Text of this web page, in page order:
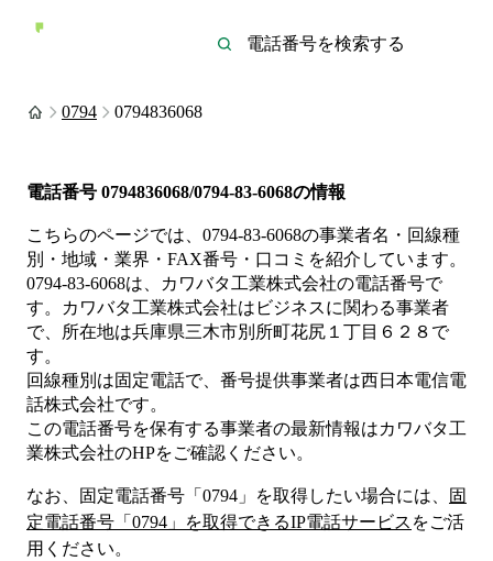
0794 0794836068
電話番号 0794836068/0794-83-6068の情報
こちらのページでは、 0794-83-6068の事業者名・回線種
別・地域・業界・FAX番号・口コミを紹介しています。
0794-83-6068は、 カワバタ工業株式会社の電話番号で
す。
カワバタ工業株式会社は ビジネスに関わる事業者
で、所在地は兵庫県三木市別所町花尻１丁目６２８ で
す。
回線種別は固定電話で、番号提供事業者は西日本電信電
話株式会社です。
この電話番号を保有する事業者の最新情報はカワバタ工
業株式会社のHPをご確認ください。
なお、固定電話番号「 0794 」を取得したい場合には、
固
定電話番号「 0794 」を取得できるIP電話サービス をご活
用ください。